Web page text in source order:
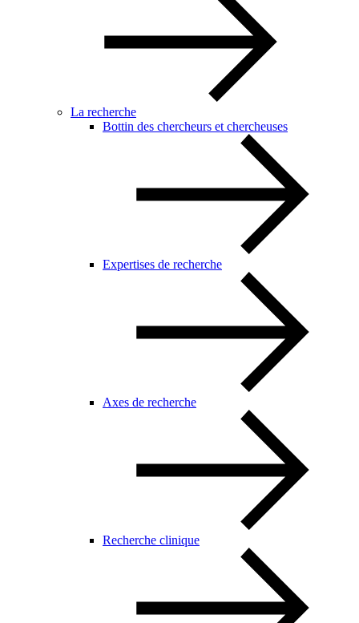
La recherche
Bottin des chercheurs et chercheuses
Expertises de recherche
Axes de recherche
Recherche clinique